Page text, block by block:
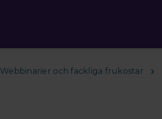
Webbinarier och fackliga frukostar